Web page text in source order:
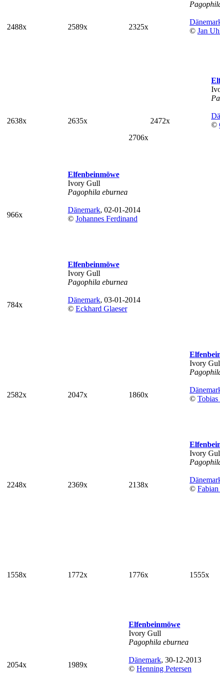
2488x 2589x 2325x
© Jan
2638x
2635x
2706x
2472x
©
966x
Elfenbeinmöwe
Ivory Gull
Pagophila eburnea
Dänemark, 02-01-2014
© Johannes Ferdinand
784x
Elfenbeinmöwe
Ivory Gull
Pagophila eburnea
Dänemark, 03-01-2014
© Eckhard Glaeser
2582x 2047x 1860x
Ivory
© Tobias
2248x 2369x 2138x
Ivory
©
1558x 1772x 1776x 1555x
2054x 1989x
Elfenbeinmöwe
Ivory Gull
Pagophila eburnea
Dänemark, 30-12-2013
© Henning Petersen